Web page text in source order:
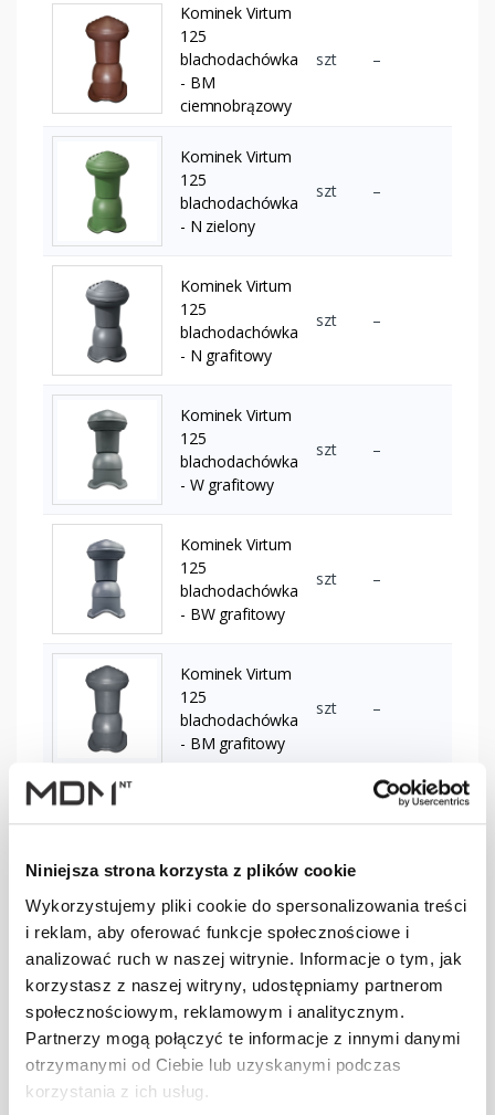
Niniejsza strona korzysta z plików cookie
Wykorzystujemy pliki cookie do spersonalizowania treści
i reklam, aby oferować funkcje społecznościowe i
analizować ruch w naszej witrynie. Informacje o tym, jak
korzystasz z naszej witryny, udostępniamy partnerom
społecznościowym, reklamowym i analitycznym.
Partnerzy mogą połączyć te informacje z innymi danymi
otrzymanymi od Ciebie lub uzyskanymi podczas
korzystania z ich usług.
Kominek Virtum
125
blachodachówka
- BM
ciemnobrązowy
szt –
Kominek Virtum
125
blachodachówka
- N zielony
szt –
Kominek Virtum
125
blachodachówka
- N grafitowy
szt –
Kominek Virtum
125
blachodachówka
- W grafitowy
szt –
Kominek Virtum
125
blachodachówka
- BW grafitowy
szt –
Kominek Virtum
125
blachodachówka
- BM grafitowy
szt –
125
- BG grafitowy
Kominek Virtum
blachodachówka
- N czerwony
3009
szt –
Kominek Virtum
125
blachodachówka